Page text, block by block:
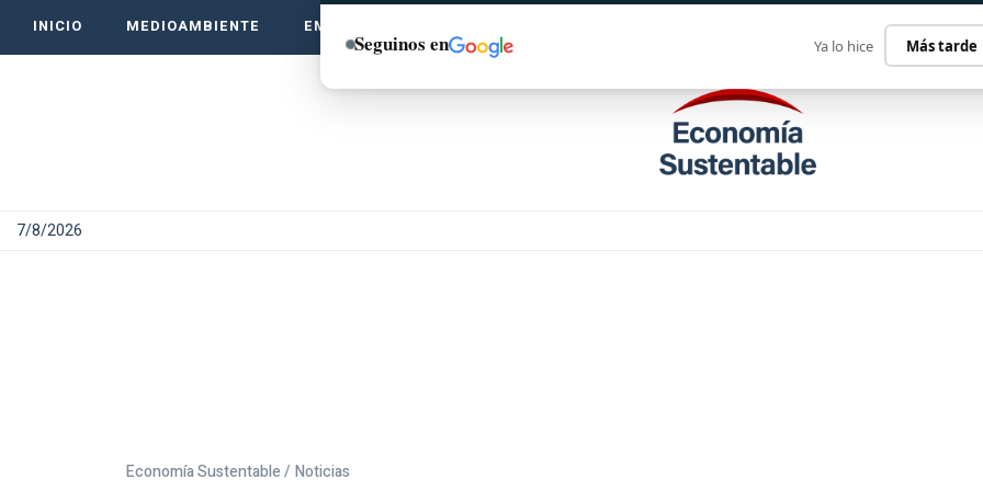
INICIO MEDIOAMBIENTE EMPRENDE VERDE
7/8/2026
Economía Sustentable / Noticias
Seguinos en Ya lo hice Más tarde